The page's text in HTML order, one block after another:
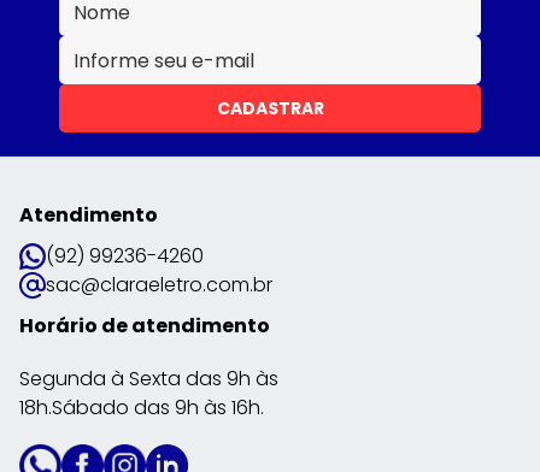
CADASTRAR
Atendimento
(92) 99236-4260
sac@claraeletro.com.br
Horário de atendimento
Segunda à Sexta das 9h às
18h.Sábado das 9h às 16h.